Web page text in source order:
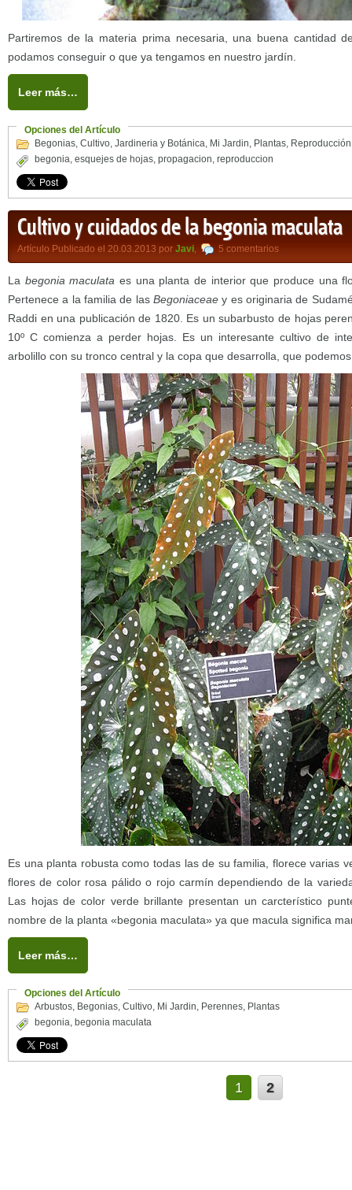
Partiremos de la materia prima necesaria, una buena cantidad
podamos conseguir o que ya tengamos en nuestro jardín.
Leer más…
Opciones del Artículo
Begonias, Cultivo, Jardineria y Botánica, Mi Jardin, Plantas, Reproducción
begonia, esquejes de hojas, propagacion, reproduccion
Cultivo y cuidados de la begonia maculata
Artículo Publicado el 20.03.2013 por Javi, 5 comentarios
La begonia maculata es una planta de interior que produce una
Pertenece a la familia de las Begoniaceaey es originaria de
Raddi en una publicación de 1820. Es un subarbusto de hojas
10º C comienza a perder hojas. Es un interesante cultivo de
arbolillo con su tronco central y la copa que desarrolla, que
Es una planta robusta como todas las de su familia, florece varias
flores de color rosa pálido o rojo carmín dependiendo de la
Las hojas de color verde brillante presentan un carcterístico
nombre de la planta «begonia maculata» ya que macula significa
Leer más…
Opciones del Artículo
Arbustos, Begonias, Cultivo, Mi Jardin, Perennes, Plantas
begonia, begonia maculata
1 2